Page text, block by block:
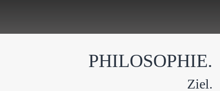
PHILOSOPHIE.
Ziel.